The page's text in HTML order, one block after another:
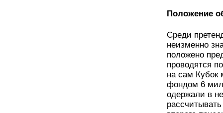
Положение
Среди
неизменно
положено
проводятся
на сам Кубок
фондом 6
одержали в